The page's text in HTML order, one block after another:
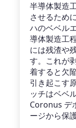
半導体製造
させるため
ハのベベル
導体製造工
には残渣や
す。これが
着すると欠
引き起こす
ッチはベベ
Coronus デ
ージから保